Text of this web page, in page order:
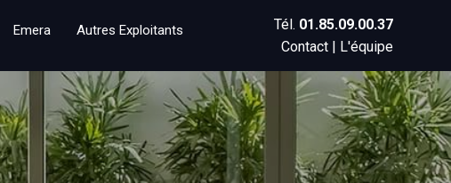
Emera Autres Exploitants Tél. 01.85.09.00.37
Contact | L'équipe